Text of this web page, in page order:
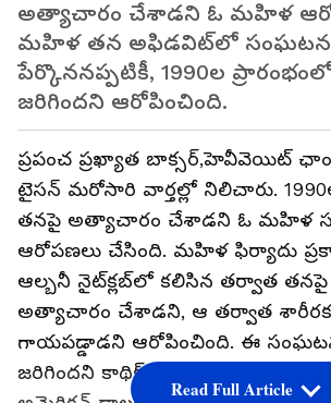
అత్యాచారం చేశాడని ఓ మహిళ
మహిళ తన అఫిడవిట్‌లో
పేర్కొననప్పటికీ, 1990ల
జరిగిందని ఆరోపించింది.
ప్రపంచ ప్రఖ్యాత బాక్సర్,హెవీవెయిట్
టైసన్ మరోసారి వార్తల్లో నిలిచారు.
తనపై అత్యాచారం చేశాడని ఓ మహిళ
ఆరోపణలు చేసింది. మహిళ ఫిర్యాదు
ఆల్బనీ నైట్‌క్లబ్‌లో కలిసిన తర్వాత
అత్యాచారం చేశాడని, ఆ తర్వాత
గాయపడ్డాడని ఆరోపించింది. ఈ
జరిగిందని కాథిక్ మహిళ పేర్కొంది. ఈ
Read Full Article